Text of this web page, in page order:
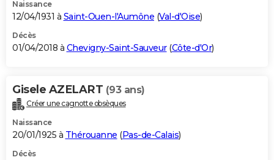
Naissance
12/04/1931 à Saint-Ouen-l'Aumône (Val-d'Oise)
Décès
01/04/2018 à Chevigny-Saint-Sauveur(Côte-d'Or)
Gisele AZELART (93 ans)
Créer une cagnotte obsèques
Naissance
20/01/1925 à Thérouanne (Pas-de-Calais)
Décès